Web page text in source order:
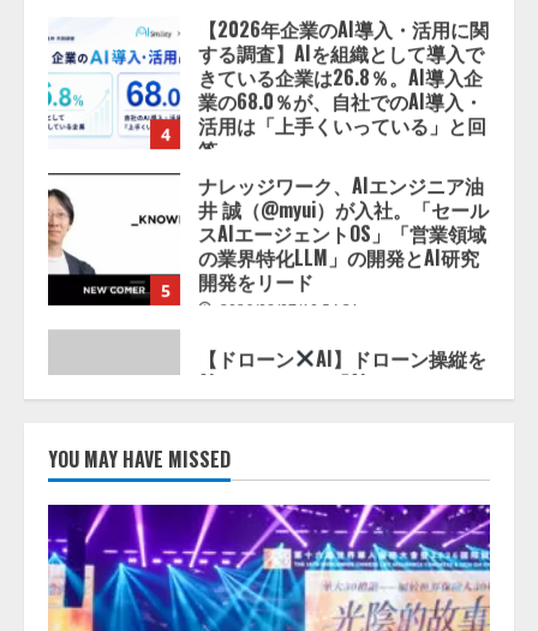
4
業の68.0％が、自社でのAI導入・
活用は「上手くいっている」と回
答
2026/08/07/13:53:50
ナレッジワーク、AIエンジニア油
井 誠（@myui）が入社。「セール
スAIエージェントOS」「営業領域
の業界特化LLM」の開発とAI研究
開発をリード
2026/08/07/10:54:31
【ドローン
AI】ドローン操縦を
AIがアドバイス「AIコーチ」をリ
2026/08/09/01:53:44
ォーム「TAIZA」および新サービ
スに関する記者発表会を開催
2026/08/07/17:53:45
lmessage、MCP接続機能を強化
し、AIから設定操作できる機能を
YOU MAY HAVE MISSED